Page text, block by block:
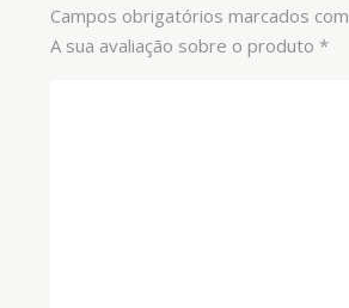
Campos obrigatórios marcados com
A sua avaliação sobre o produto *